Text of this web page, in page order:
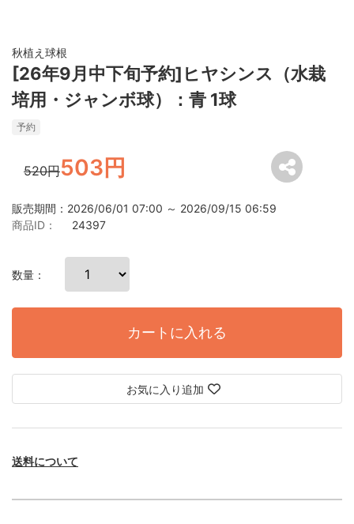
秋植え球根
[26年9月中下旬予約]ヒヤシンス（水栽
培用・ジャンボ球）：青 1球
予約
520円503円
販売期間：2026/06/01 07:00 ～ 2026/09/15 06:59
商品ID：
24397
数量：
カートに入れる
お気に入り追加
送料について